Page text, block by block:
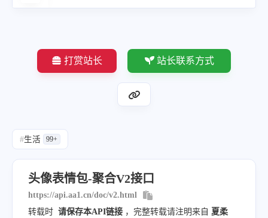
打赏站长 站长联系方式
#生活 99+
头像表情包-聚合V2接口
https://api.aa1.cn/doc/v2.html
转载时 请保存本API链接 ，完整转载请注明来自 夏柔